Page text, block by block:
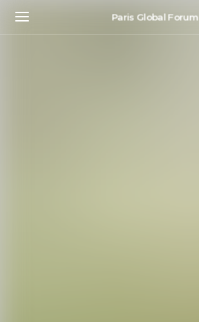
Paris Global Forum